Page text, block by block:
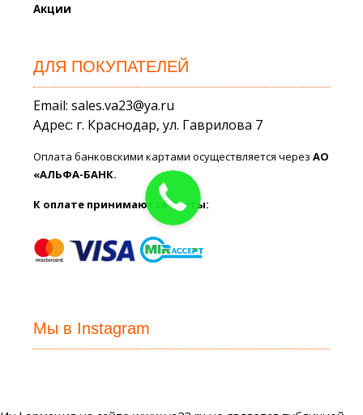
Акции
ДЛЯ ПОКУПАТЕЛЕЙ
Email: sales.va23@ya.ru
Адрес: г. Краснодар, ул. Гаврилова 7
Оплата банковскими картами осуществляется черезАО
«АЛЬФА-БАНК.
К оплате принимаются карты:
Мы в Instagram